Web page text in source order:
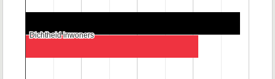
Dichtheid inwoners
Dichtheid inwoners